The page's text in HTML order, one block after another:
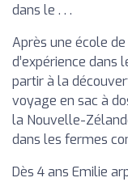
dans le . . .
Après une école
d’expérience
partir à la
voyage en sac à
la Nouvelle-
dans les fermes
Dès 4 ans Emilie